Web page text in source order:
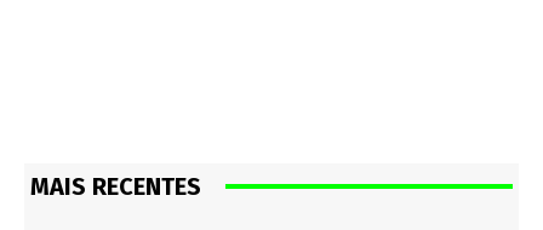
MAIS RECENTES